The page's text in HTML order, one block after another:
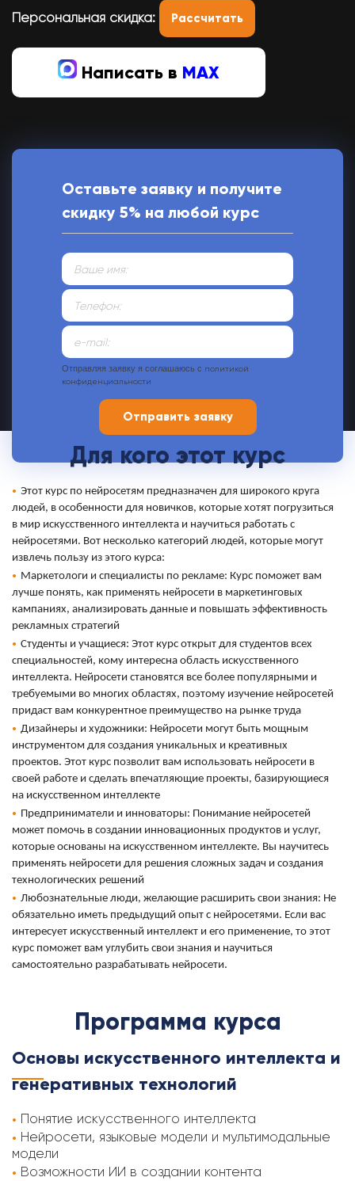
Персональная скидка: Рассчитать
Написать в MAX
Оставьте заявку и получите
скидку 5% на любой курс
Отправляя заявку я соглашаюсь с политикой
конфиденциальности
Для кого этот курс
Этот курс по нейросетям предназначен для широкого круга
людей, в особенности для новичков, которые хотят погрузиться
в мир искусственного интеллекта и научиться работать с
нейросетями. Вот несколько категорий людей, которые могут
извлечь пользу из этого курса:
Маркетологи и специалисты по рекламе: Курс поможет вам
лучше понять, как применять нейросети в маркетинговых
кампаниях, анализировать данные и повышать эффективность
рекламных стратегий
Студенты и учащиеся: Этот курс открыт для студентов всех
специальностей, кому интересна область искусственного
интеллекта. Нейросети становятся все более популярными и
требуемыми во многих областях, поэтому изучение нейросетей
придаст вам конкурентное преимущество на рынке труда
Дизайнеры и художники: Нейросети могут быть мощным
инструментом для создания уникальных и креативных
проектов. Этот курс позволит вам использовать нейросети в
своей работе и сделать впечатляющие проекты, базирующиеся
на искусственном интеллекте
Предприниматели и инноваторы: Понимание нейросетей
может помочь в создании инновационных продуктов и услуг,
которые основаны на искусственном интеллекте. Вы научитесь
применять нейросети для решения сложных задач и создания
технологических решений
Любознательные люди, желающие расширить свои знания: Не
обязательно иметь предыдущий опыт с нейросетями. Если вас
интересует искусственный интеллект и его применение, то этот
курс поможет вам углубить свои знания и научиться
самостоятельно разрабатывать нейросети.
Программа курса
Основы искусственного интеллекта и
генеративных технологий
Понятие искусственного интеллекта
Нейросети, языковые модели и мультимодальные
модели
Возможности ИИ в создании контента